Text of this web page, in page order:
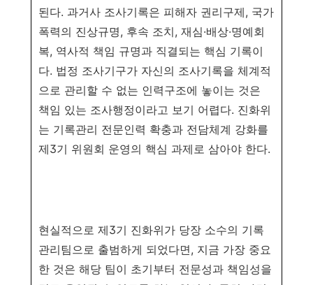
된다. 과거사 조사기록은 피해자 권리구제, 국가
폭력의 진상규명, 후속 조치, 재심·배상·명예회
복, 역사적 책임 규명과 직결되는 핵심 기록이
다. 법정 조사기구가 자신의 조사기록을 체계적
으로 관리할 수 없는 인력구조에 놓이는 것은
책임 있는 조사행정이라고 보기 어렵다. 진화위
는 기록관리 전문인력 확충과 전담체계 강화를
제3기 위원회 운영의 핵심 과제로 삼아야 한다.
현실적으로 제3기 진화위가 당장 소수의 기록
관리팀으로 출범하게 되었다면, 지금 가장 중요
한 것은 해당 팀이 초기부터 전문성과 책임성을